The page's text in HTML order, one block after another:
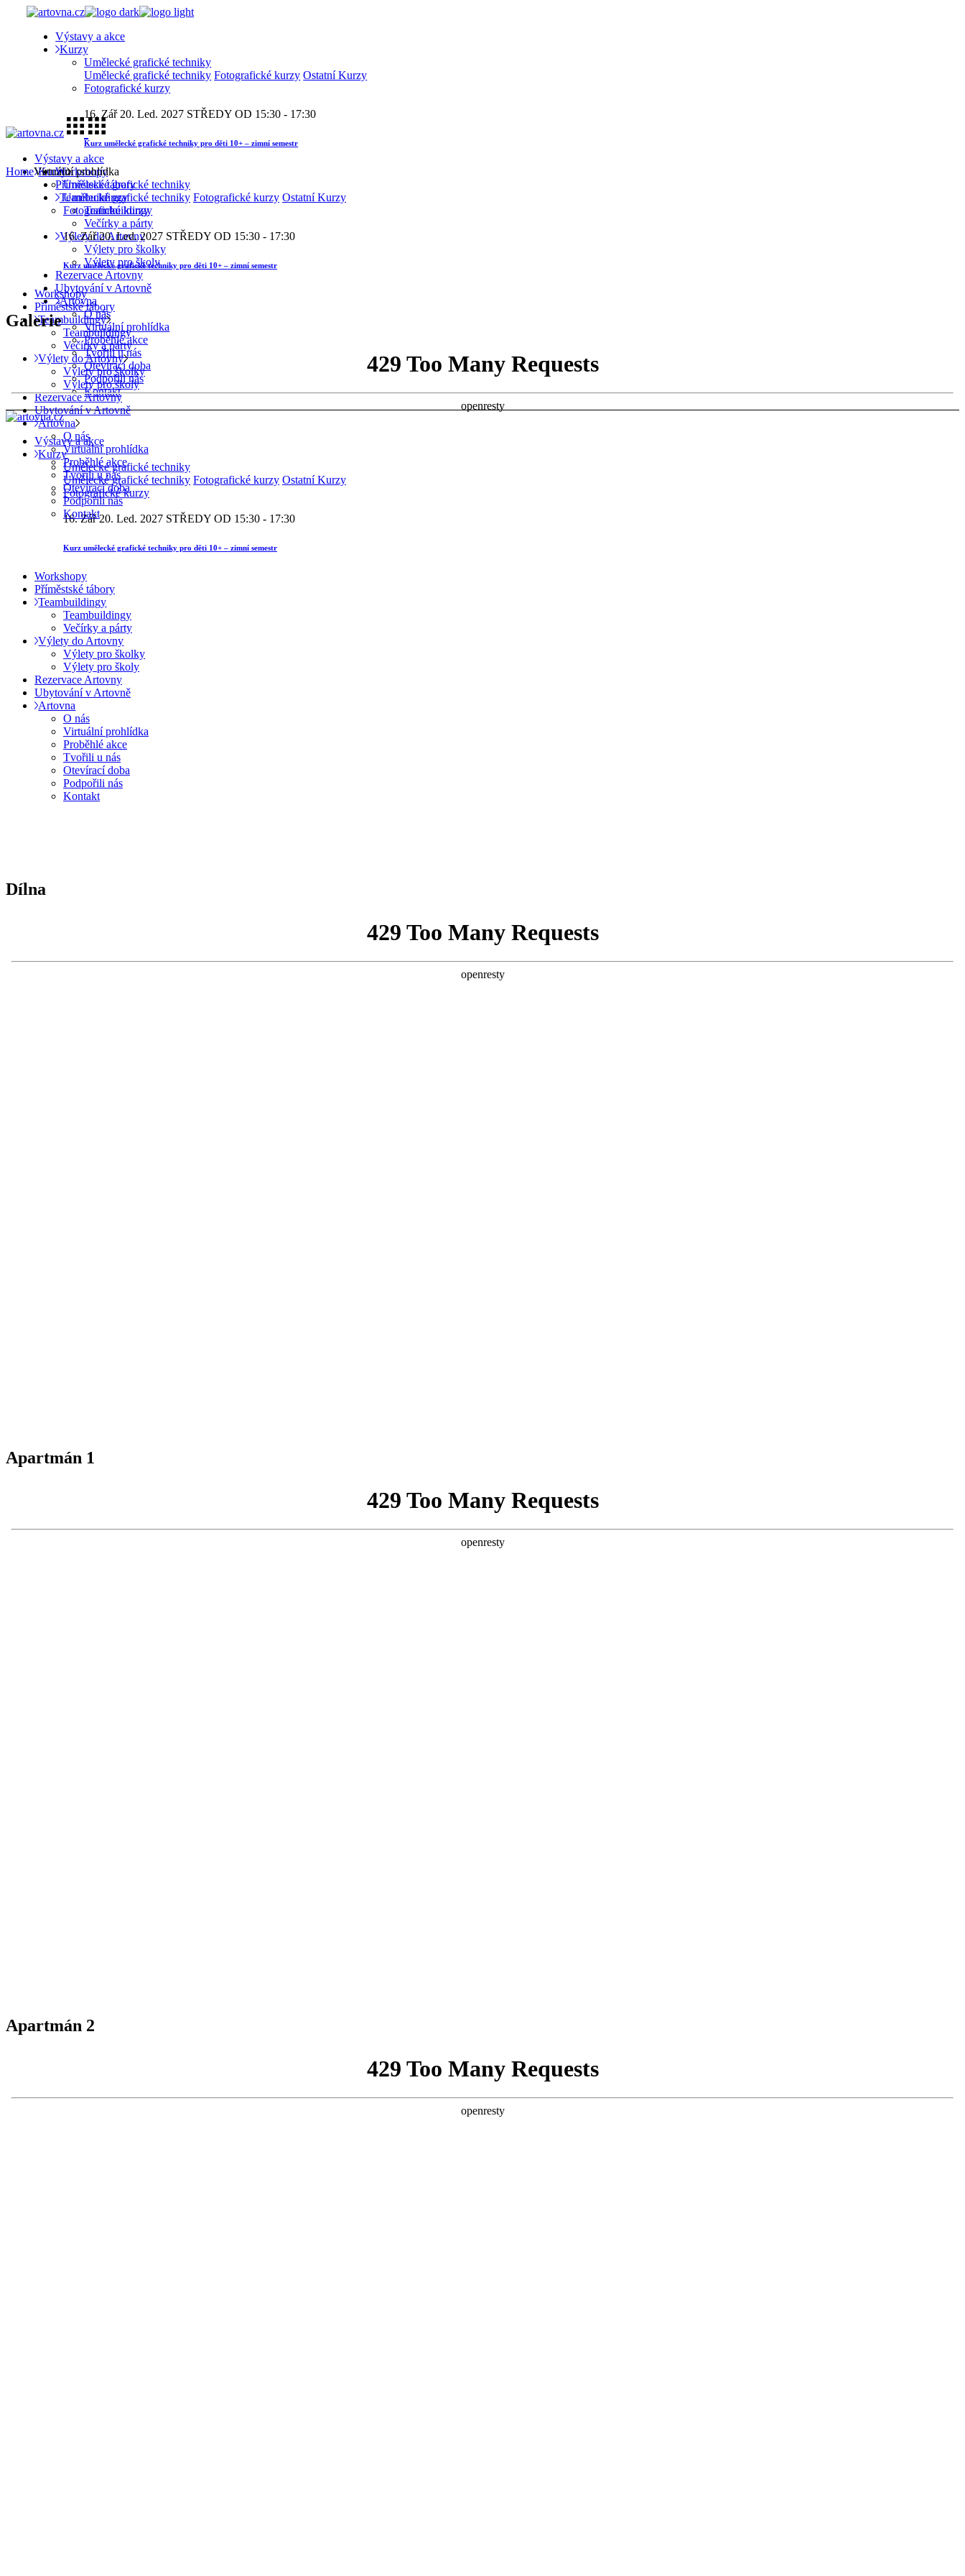
Výstavy a akce
Kurzy
Umělecké grafické techniky
Umělecké grafické techniky Fotografické kurzy Ostatní Kurzy
Fotografické kurzy
16. Zář 20. Led. 2027 STŘEDY OD 15:30 - 17:30
Kurz umělecké grafické techniky pro děti 10+ – zimní semestr
Workshopy
Příměstské tábory
Teambuildingy
Teambuildingy
Večírky a párty
Výlety do Artovny
Výlety pro školky
Výlety pro školy
Rezervace Artovny
Ubytování v Artovně
Artovna
O nás
Virtuální prohlídka
Proběhlé akce
Tvořili u nás
Otevírací doba
Podpořili nás
Kontakt
Výstavy a akce
Kurzy
Umělecké grafické techniky
Umělecké grafické techniky Fotografické kurzy Ostatní Kurzy
Fotografické kurzy
16. Zář20. Led. 2027 STŘEDY OD 15:30 - 17:30
Kurz umělecké grafické techniky pro děti 10+ – zimní semestr
Workshopy
Příměstské tábory
Teambuildingy
Teambuildingy
Večírky a párty
Výlety do Artovny
Výlety pro školky
Výlety pro školy
Rezervace Artovny
Ubytování v Artovně
Artovna
O nás
Virtuální prohlídka
Proběhlé akce
Tvořili u nás
Otevírací doba
Podpořili nás
Kontakt
Výstavy a akce
Kurzy
Umělecké grafické techniky
Umělecké grafické techniky Fotografické kurzy Ostatní Kurzy
Fotografické kurzy
16. Zář20. Led. 2027 STŘEDY OD 15:30 - 17:30
Kurz umělecké grafické techniky pro děti 10+ – zimní semestr
Workshopy
Příměstské tábory
Teambuildingy
Teambuildingy
Večírky a párty
Výlety do Artovny
Výlety pro školky
Výlety pro školy
Rezervace Artovny
Ubytování v Artovně
Artovna
O nás
Virtuální prohlídka
Proběhlé akce
Tvořili u nás
Otevírací doba
Podpořili nás
Kontakt
HomeVirtuální prohlídka
Galerie
Dílna
Apartmán 1
Apartmán 2